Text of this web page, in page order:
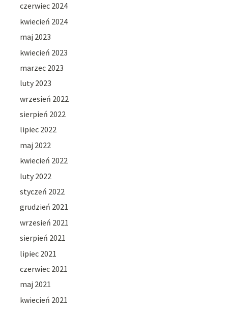
czerwiec 2024
kwiecień 2024
maj 2023
kwiecień 2023
marzec 2023
luty 2023
wrzesień 2022
sierpień 2022
lipiec 2022
maj 2022
kwiecień 2022
luty 2022
styczeń 2022
grudzień 2021
wrzesień 2021
sierpień 2021
lipiec 2021
czerwiec 2021
maj 2021
kwiecień 2021